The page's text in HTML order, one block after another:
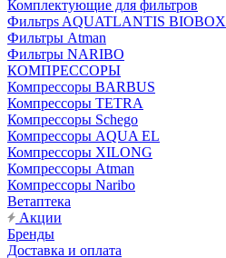
Комплектующие для фильтров
Фильтрs AQUATLANTIS BIOBOX
Фильтры Atman
Фильтры NARIBO
КОМПРЕССОРЫ
Компрессоры BARBUS
Компрессоры TETRA
Компрессоры Schego
Компрессоры AQUA EL
Компрессоры XILONG
Компрессоры Atman
Компрессоры Naribo
Ветаптека
Акции
Бренды
Доставка и оплата